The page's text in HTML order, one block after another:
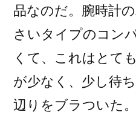
品なのだ。腕時計
さいタイプのコン
くて、これはとて
が少なく、少し待
辺りをブラついた